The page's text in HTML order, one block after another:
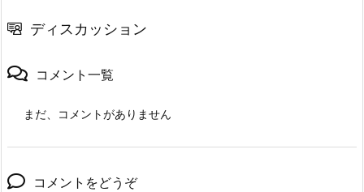
ディスカッション
コメント一覧
まだ、コメントがありません
コメントをどうぞ